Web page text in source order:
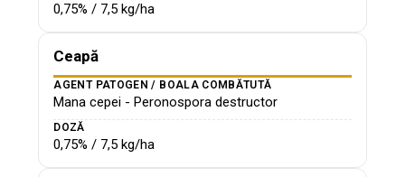
0,75% / 7,5 kg/ha
Ceapă
AGENT PATOGEN / BOALA COMBĂTUTĂ
Mana cepei - Peronospora destructor
DOZĂ
0,75% / 7,5 kg/ha